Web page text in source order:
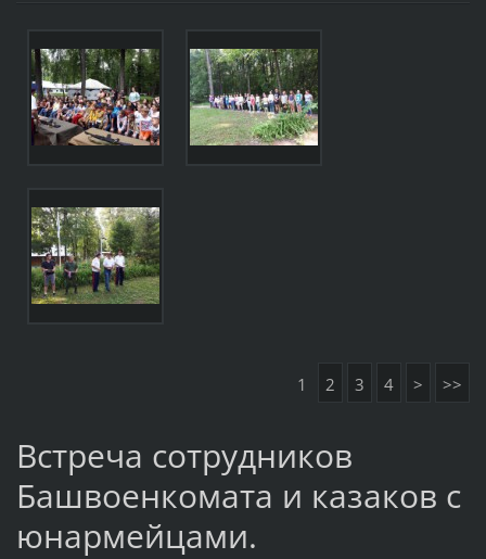
1 2 3 4 > >>
Встреча сотрудников
Башвоенкомата и казаков с
юнармейцами.